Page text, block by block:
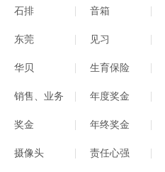
石排 音箱
东莞 见习
华贝 生育保险
销售、业务 年度奖金
奖金 年终奖金
摄像头 责任心强